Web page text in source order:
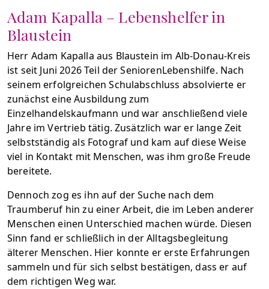
Adam Kapalla – Lebenshelfer in
Blaustein
Herr Adam Kapalla aus Blaustein im Alb-Donau-Kreis
ist seit Juni 2026 Teil der SeniorenLebenshilfe. Nach
seinem erfolgreichen Schulabschluss absolvierte er
zunächst eine Ausbildung zum
Einzelhandelskaufmann und war anschließend viele
Jahre im Vertrieb tätig. Zusätzlich war er lange Zeit
selbstständig als Fotograf und kam auf diese Weise
viel in Kontakt mit Menschen, was ihm große Freude
bereitete.
Dennoch zog es ihn auf der Suche nach dem
Traumberuf hin zu einer Arbeit, die im Leben anderer
Menschen einen Unterschied machen würde. Diesen
Sinn fand er schließlich in der Alltagsbegleitung
älterer Menschen. Hier konnte er erste Erfahrungen
sammeln und für sich selbst bestätigen, dass er auf
dem richtigen Weg war.